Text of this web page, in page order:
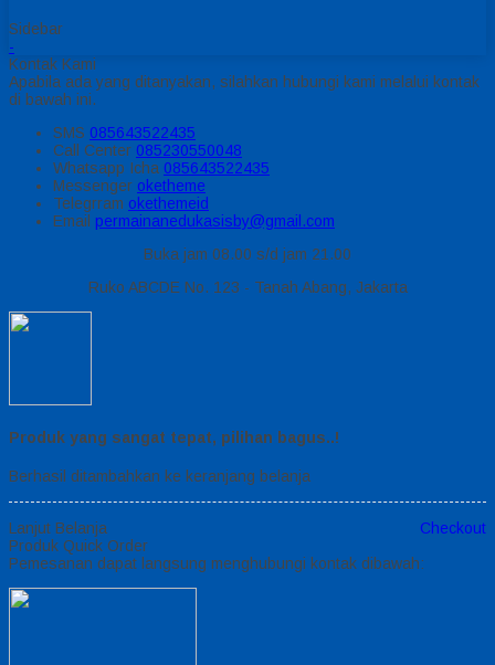
Sidebar
-
Kontak Kami
Apabila ada yang ditanyakan, silahkan hubungi kami melalui kontak
di bawah ini.
SMS 085643522435
Call Center 085230550048
Whatsapp Icha 085643522435
Messenger oketheme
Telegrram okethemeid
Email permainanedukasisby@gmail.com
Buka jam 08.00 s/d jam 21.00
Ruko ABCDE No. 123 - Tanah Abang, Jakarta
Produk yang sangat tepat, pilihan bagus..!
Berhasil ditambahkan ke keranjang belanja
Lanjut Belanja
Checkout
Produk Quick Order
Pemesanan dapat langsung menghubungi kontak dibawah: